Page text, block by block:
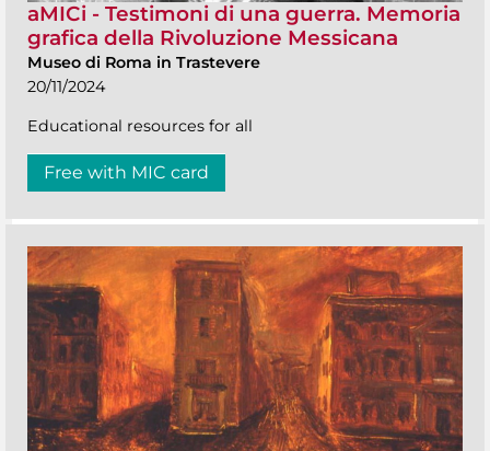
aMICi - Testimoni di una guerra. Memoria
grafica della Rivoluzione Messicana
Museo di Roma in Trastevere
20/11/2024
Educational resources for all
Free with MIC card